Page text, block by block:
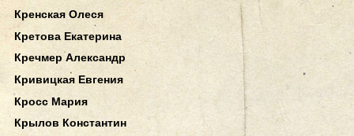
Кренская Олеся
Кретова Екатерина
Кречмер Александр
Кривицкая Евгения
Кросс Мария
Крылов Константин